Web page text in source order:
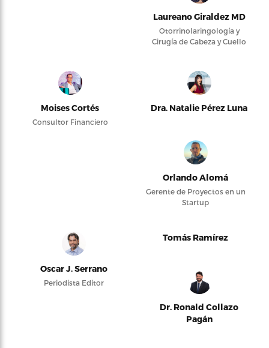
Laureano Giraldez MD
Otorrinolaringología y
Cirugía de Cabeza y Cuello
Moises Cortés
Consultor Financiero
Dra. Natalie Pérez Luna
Orlando Alomá
Gerente de Proyectos en un
Startup
Oscar J. Serrano
Periodista Editor
Tomás Ramírez
Dr. Ronald Collazo
Pagán